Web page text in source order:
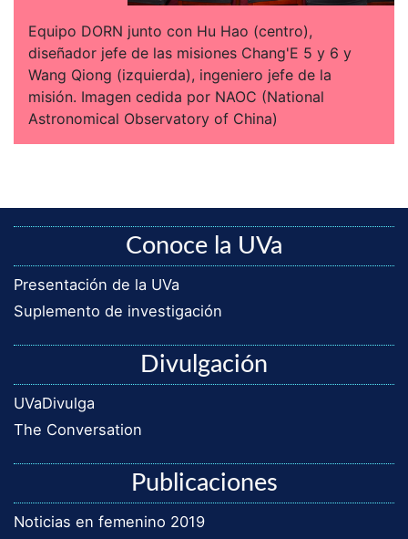
Equipo DORN junto con Hu Hao (centro),
diseñador jefe de las misiones Chang'E 5 y 6 y
Wang Qiong (izquierda), ingeniero jefe de la
misión. Imagen cedida por NAOC (National
Astronomical Observatory of China)
Conoce la UVa
Presentación de la UVa
Suplemento de investigación
Divulgación
UVaDivulga
The Conversation
Publicaciones
Noticias en femenino 2019